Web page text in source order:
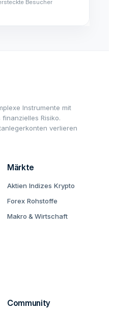
Besucher
Instrumente mit
Risiko.
verlieren
Märkte
Aktien Indizes Krypto
Forex Rohstoffe
Makro & Wirtschaft
Community